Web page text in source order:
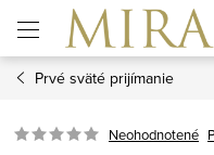
obsah
Prvé sväté prijímanie
Neohodnotené